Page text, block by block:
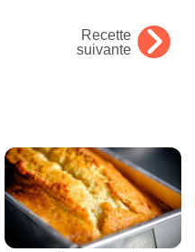
Recette
suivante